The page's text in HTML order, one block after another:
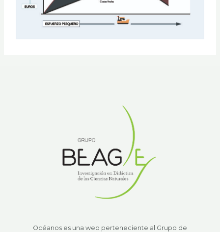
Océanos es una web perteneciente al Grupo de